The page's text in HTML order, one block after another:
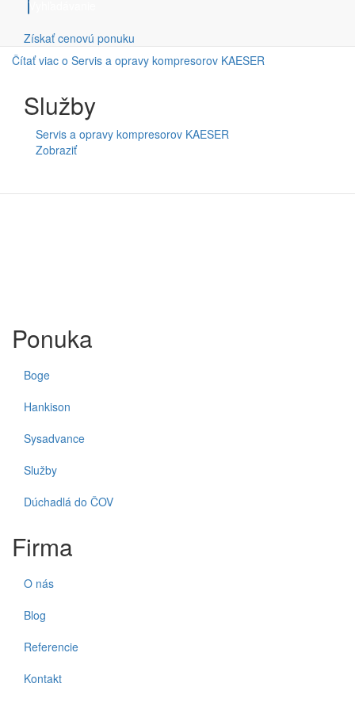
Vyhľadávanie
Získať cenovú ponuku
Naša spoločnosť poskytuje komplexné služby v oblasti servisu a
Čítať viac o Servis a opravy kompresorov KAESER
Služby
Servis a opravy kompresorov KAESER
Zobraziť
Ponuka
Boge
Hankison
Sysadvance
Služby
Dúchadlá do ČOV
Firma
O nás
Blog
Referencie
Kontakt